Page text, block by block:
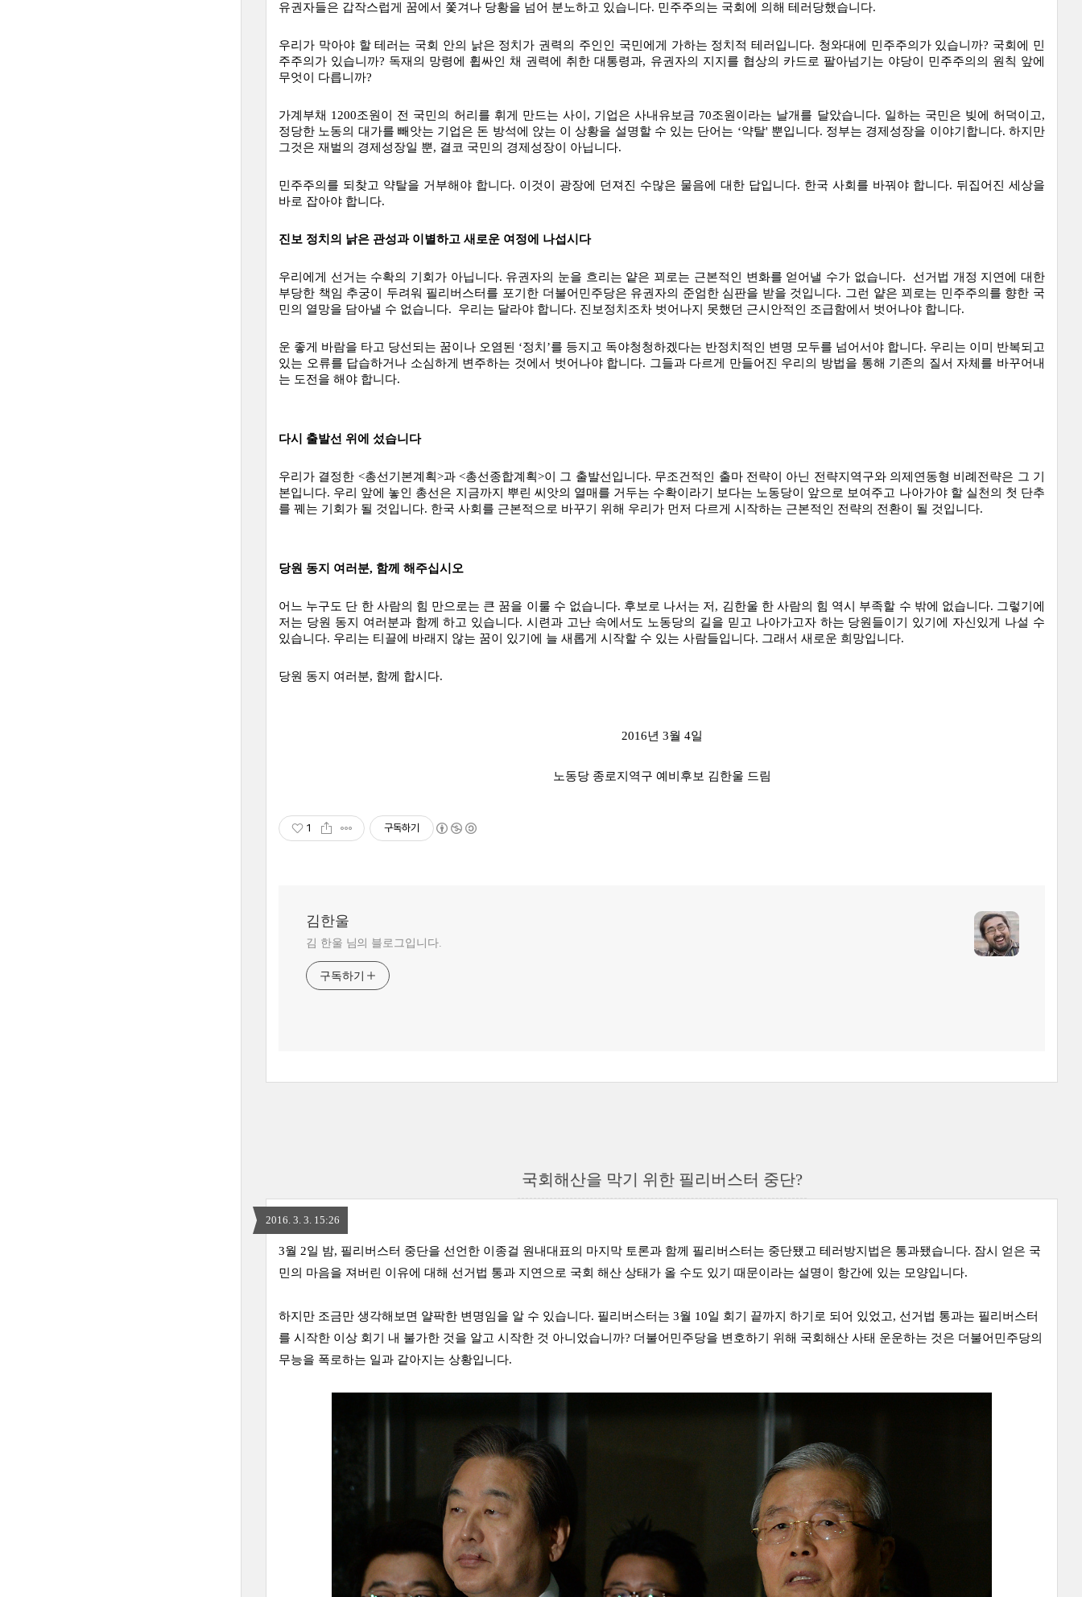
유권자들은 갑작스럽게 꿈에서 쫓겨나 당황을 넘어 분노하고 있습니다. 민주주의는 국회에 의해 테러당했습니다.
우리가 막아야 할 테러는 국회 안의 낡은 정치가 권력의 주인인 국민에게 가하는 정치적 테러입니다. 청와대에 민주주의가 있습니까? 국회에 민
주주의가 있습니까? 독재의 망령에 휩싸인 채 권력에 취한 대통령과, 유권자의 지지를 협상의 카드로 팔아넘기는 야당이 민주주의의 원칙 앞에
무엇이 다릅니까?
가계부채 1200조원이 전 국민의 허리를 휘게 만드는 사이, 기업은 사내유보금 70조원이라는 날개를 달았습니다. 일하는 국민은 빚에 허덕이고,
정당한 노동의 대가를 빼앗는 기업은 돈 방석에 앉는 이 상황을 설명할 수 있는 단어는 ‘약탈' 뿐입니다. 정부는 경제성장을 이야기합니다. 하지만
그것은 재벌의 경제성장일 뿐, 결코 국민의 경제성장이 아닙니다.
민주주의를 되찾고 약탈을 거부해야 합니다. 이것이 광장에 던져진 수많은 물음에 대한 답입니다. 한국 사회를 바꿔야 합니다. 뒤집어진 세상을
바로 잡아야 합니다.
진보 정치의 낡은 관성과 이별하고 새로운 여정에 나섭시다
우리에게 선거는 수확의 기회가 아닙니다. 유권자의 눈을 흐리는 얕은 꾀로는 근본적인 변화를 얻어낼 수가 없습니다.  선거법 개정 지연에 대한
부당한 책임 추궁이 두려워 필리버스터를 포기한 더불어민주당은 유권자의 준엄한 심판을 받을 것입니다. 그런 얕은 꾀로는 민주주의를 향한 국
민의 열망을 담아낼 수 없습니다.  우리는 달라야 합니다. 진보정치조차 벗어나지 못했던 근시안적인 조급함에서 벗어나야 합니다.
운 좋게 바람을 타고 당선되는 꿈이나 오염된 ‘정치’를 등지고 독야청청하겠다는 반정치적인 변명 모두를 넘어서야 합니다. 우리는 이미 반복되고
있는 오류를 답습하거나 소심하게 변주하는 것에서 벗어나야 합니다. 그들과 다르게 만들어진 우리의 방법을 통해 기존의 질서 자체를 바꾸어내
는 도전을 해야 합니다.
다시 출발선 위에 섰습니다
우리가 결정한 <총선기본계획>과 <총선종합계획>이 그 출발선입니다. 무조건적인 출마 전략이 아닌 전략지역구와 의제연동형 비례전략은 그 기
본입니다. 우리 앞에 놓인 총선은 지금까지 뿌린 씨앗의 열매를 거두는 수확이라기 보다는 노동당이 앞으로 보여주고 나아가야 할 실천의 첫 단추
를 꿰는 기회가 될 것입니다. 한국 사회를 근본적으로 바꾸기 위해 우리가 먼저 다르게 시작하는 근본적인 전략의 전환이 될 것입니다.
당원 동지 여러분, 함께 해주십시오
어느 누구도 단 한 사람의 힘 만으로는 큰 꿈을 이룰 수 없습니다. 후보로 나서는 저, 김한울 한 사람의 힘 역시 부족할 수 밖에 없습니다. 그렇기에
저는 당원 동지 여러분과 함께 하고 있습니다. 시련과 고난 속에서도 노동당의 길을 믿고 나아가고자 하는 당원들이기 있기에 자신있게 나설 수
있습니다. 우리는 티끌에 바래지 않는 꿈이 있기에 늘 새롭게 시작할 수 있는 사람들입니다. 그래서 새로운 희망입니다.
당원 동지 여러분, 함께 합시다.
2016년 3월 4일
노동당 종로지역구 예비후보 김한울 드림
1 구독하기
김한울
김 한울 님의 블로그입니다.
구독하기
국회해산을 막기 위한 필리버스터 중단?
2016. 3. 3. 15:26
3월 2일 밤, 필리버스터 중단을 선언한 이종걸 원내대표의 마지막 토론과 함께 필리버스터는 중단됐고 테러방지법은 통과됐습니다. 잠시 얻은 국
민의 마음을 져버린 이유에 대해 선거법 통과 지연으로 국회 해산 상태가 올 수도 있기 때문이라는 설명이 항간에 있는 모양입니다.
하지만 조금만 생각해보면 얄팍한 변명임을 알 수 있습니다. 필리버스터는 3월 10일 회기 끝까지 하기로 되어 있었고, 선거법 통과는 필리버스터
를 시작한 이상 회기 내 불가한 것을 알고 시작한 것 아니었습니까? 더불어민주당을 변호하기 위해 국회해산 사태 운운하는 것은 더불어민주당의
무능을 폭로하는 일과 같아지는 상황입니다.